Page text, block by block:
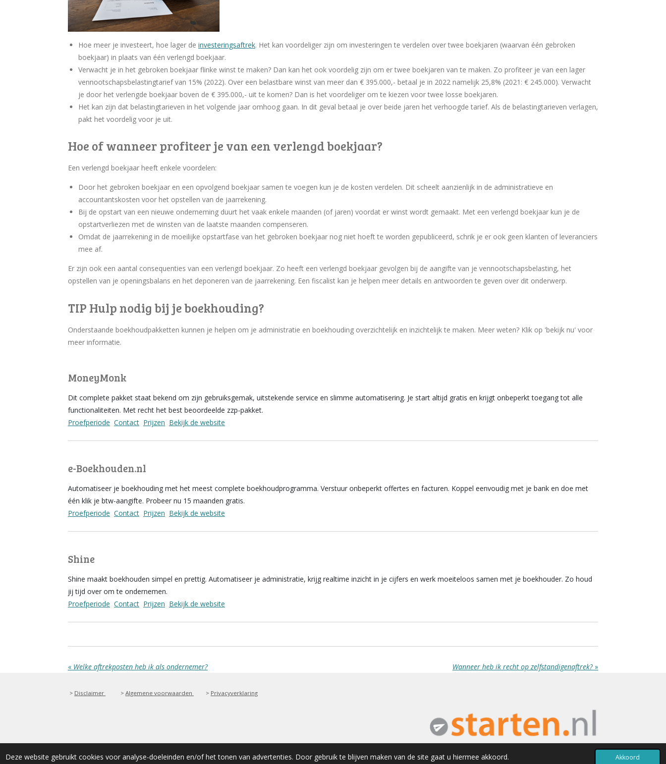
Deze website gebruikt cookies voor analyse-doeleinden en/of het tonen van advertenties. Door gebruik te blijven maken van de site gaat u hiermee akkoord. Akkoord
Hoe meer je investeert, hoe lager de investeringsaftrek. Het kan voordeliger zijn om investeringen te verdelen over twee boekjaren (waarvan één gebroken
boekjaar) in plaats van één verlengd boekjaar.
Verwacht je in het gebroken boekjaar flinke winst te maken? Dan kan het ook voordelig zijn om er twee boekjaren van te maken. Zo profiteer je van een lager
vennootschapsbelastingtarief van 15% (2022). Over een belastbare winst van meer dan € 395.000,- betaal je in 2022 namelijk 25,8% (2021: € 245.000). Verwacht
je door het verlengde boekjaar boven de € 395.000,- uit te komen? Dan is het voordeliger om te kiezen voor twee losse boekjaren.
Het kan zijn dat belastingtarieven in het volgende jaar omhoog gaan. In dit geval betaal je over beide jaren het verhoogde tarief. Als de belastingtarieven verlagen,
pakt het voordelig voor je uit.
Hoe of wanneer profiteer je van een verlengd boekjaar?
Een verlengd boekjaar heeft enkele voordelen:
Door het gebroken boekjaar en een opvolgend boekjaar samen te voegen kun je de kosten verdelen. Dit scheelt aanzienlijk in de administratieve en
accountantskosten voor het opstellen van de jaarrekening.
Bij de opstart van een nieuwe onderneming duurt het vaak enkele maanden (of jaren) voordat er winst wordt gemaakt. Met een verlengd boekjaar kun je de
opstartverliezen met de winsten van de laatste maanden compenseren.
Omdat de jaarrekening in de moeilijke opstartfase van het gebroken boekjaar nog niet hoeft te worden gepubliceerd, schrik je er ook geen klanten of leveranciers
mee af.
Er zijn ook een aantal consequenties van een verlengd boekjaar. Zo heeft een verlengd boekjaar gevolgen bij de aangifte van je vennootschapsbelasting, het
opstellen van je openingsbalans en het deponeren van de jaarrekening. Een fiscalist kan je helpen meer details en antwoorden te geven over dit onderwerp.
TIP Hulp nodig bij je boekhouding?
Onderstaande boekhoudpakketten kunnen je helpen om je administratie en boekhouding overzichtelijk en inzichtelijk te maken. Meer weten? Klik op 'bekijk nu' voor
meer informatie.
MoneyMonk
Dit complete pakket staat bekend om zijn gebruiksgemak, uitstekende service en slimme automatisering. Je start altijd gratis en krijgt onbeperkt toegang tot alle
functionaliteiten. Met recht het best beoordeelde zzp-pakket.
Proefperiode Contact Prijzen Bekijk de website
e-Boekhouden.nl
Automatiseer je boekhouding met het meest complete boekhoudprogramma. Verstuur onbeperkt offertes en facturen. Koppel eenvoudig met je bank en doe met
één klik je btw-aangifte. Probeer nu 15 maanden gratis.
Proefperiode Contact Prijzen Bekijk de website
Shine
Shine maakt boekhouden simpel en prettig. Automatiseer je administratie, krijg realtime inzicht in je cijfers en werk moeiteloos samen met je boekhouder. Zo houd
jij tijd over om te ondernemen.
Proefperiode Contact Prijzen Bekijk de website
« Welke aftrekposten heb ik als ondernemer? Wanneer heb ik recht op zelfstandigenaftrek? »
> Disclaimer > Algemene voorwaarden > Privacyverklaring